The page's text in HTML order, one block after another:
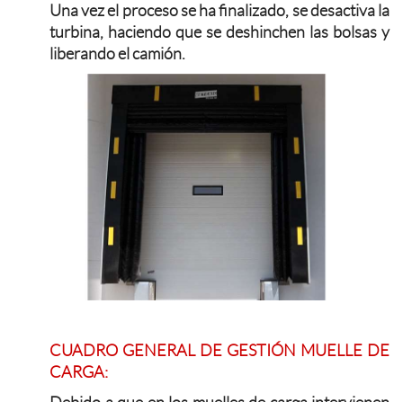
Una vez el proceso se ha finalizado, se desactiva la
turbina, haciendo que se deshinchen las bolsas y
liberando el camión.
CUADRO GENERAL DE GESTIÓN MUELLE DE
CARGA: